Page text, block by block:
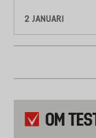
2 JANUARI
OM